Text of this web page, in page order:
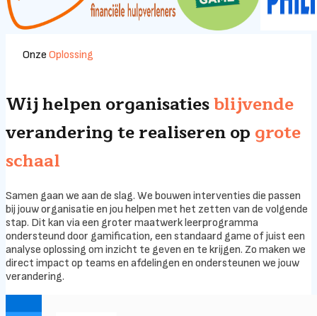
Onze Oplossing
Wij helpen organisatiesblijvende
verandering te realiseren op grote
schaal
Samen gaan we aan de slag. We bouwen interventies die passen
bij jouw organisatie en jou helpen met het zetten van de volgende
stap. Dit kan via een groter maatwerk leerprogramma
ondersteund door gamification, een standaard game of juist een
analyse oplossing om inzicht te geven en te krijgen. Zo maken we
direct impact op teams en afdelingen en ondersteunen we jouw
verandering.